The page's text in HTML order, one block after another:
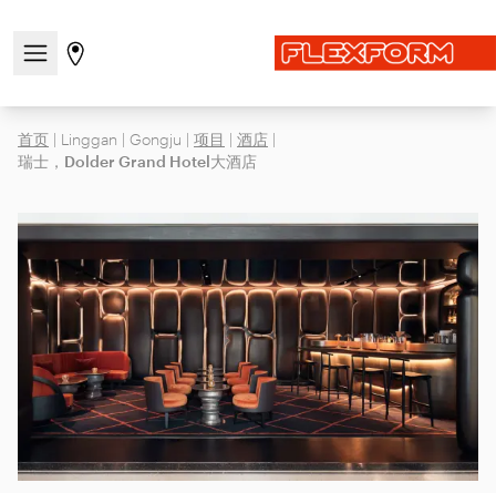
打开/关闭导航菜单
前往商店页面
首页 | Linggan | Gongju | 项目 | 酒店 |
瑞士，Dolder Grand Hotel大酒店